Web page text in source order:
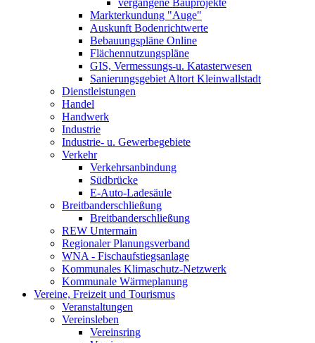
vergangene Bauprojekte
Markterkundung "Auge"
Auskunft Bodenrichtwerte
Bebauungspläne Online
Flächennutzungspläne
GIS, Vermessungs-u. Katasterwesen
Sanierungsgebiet Altort Kleinwallstadt
Dienstleistungen
Handel
Handwerk
Industrie
Industrie- u. Gewerbegebiete
Verkehr
Verkehrsanbindung
Südbrücke
E-Auto-Ladesäule
Breitbanderschließung
Breitbanderschließung
REW Untermain
Regionaler Planungsverband
WNA - Fischaufstiegsanlage
Kommunales Klimaschutz-Netzwerk
Kommunale Wärmeplanung
Vereine, Freizeit und Tourismus
Veranstaltungen
Vereinsleben
Vereinsring